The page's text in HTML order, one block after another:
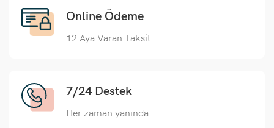
Online Ödeme
12 Aya Varan Taksit
7/24 Destek
Her zaman yanında